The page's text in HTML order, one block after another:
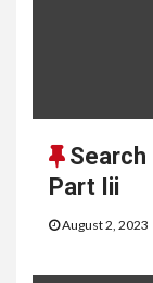
Search
Part Iii
August 2, 2023